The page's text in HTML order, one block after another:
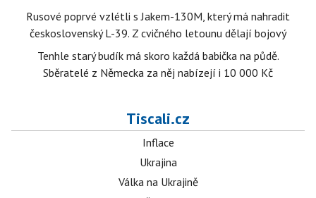
Rusové poprvé vzlétli s Jakem-130M, který má nahradit
československý L-39. Z cvičného letounu dělají bojový
Tenhle starý budík má skoro každá babička na půdě.
Sběratelé z Německa za něj nabízejí i 10 000 Kč
Tiscali.cz
Inflace
Ukrajina
Válka na Ukrajině